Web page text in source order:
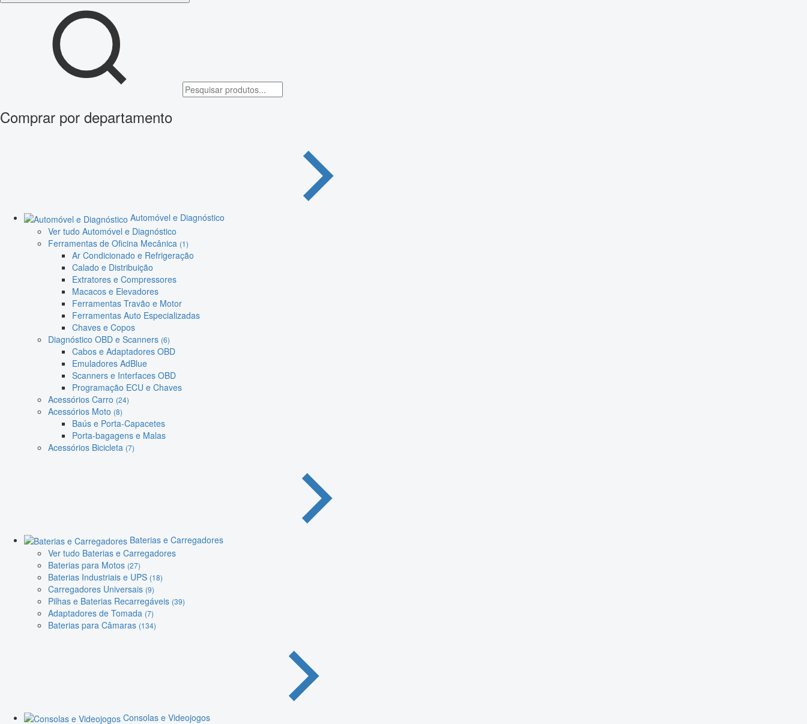
Comprar por departamento
Automóvel e Diagnóstico
Ver tudo Automóvel e Diagnóstico
Ferramentas de Oficina Mecânica (1)
Ar Condicionado e Refrigeração
Calado e Distribuição
Extratores e Compressores
Macacos e Elevadores
Ferramentas Travão e Motor
Ferramentas Auto Especializadas
Chaves e Copos
Diagnóstico OBD e Scanners (6)
Cabos e Adaptadores OBD
Emuladores AdBlue
Scanners e Interfaces OBD
Programação ECU e Chaves
Acessórios Carro (24)
Acessórios Moto (8)
Baús e Porta-Capacetes
Porta-bagagens e Malas
Acessórios Bicicleta (7)
Baterias e Carregadores
Ver tudo Baterias e Carregadores
Baterias para Motos (27)
Baterias Industriais e UPS (18)
Carregadores Universais (9)
Pilhas e Baterias Recarregáveis (39)
Adaptadores de Tomada (7)
Baterias para Câmaras (134)
Consolas e Videojogos